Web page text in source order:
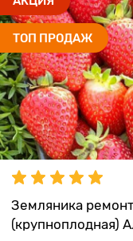
ТОП ПРОДАЖ
Земляника
(крупноплодная)